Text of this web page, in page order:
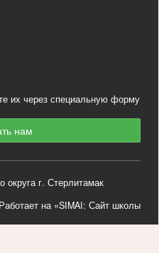
их через специальную форму
нам
г. Стерлитамак
Работает на «SIMAI: Сайт школы